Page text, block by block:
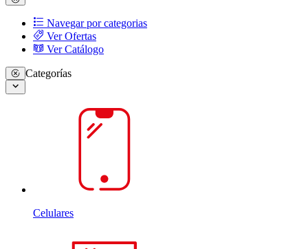
Navegar por categorias
Ver Ofertas
Ver Catálogo
Categorías
Celulares